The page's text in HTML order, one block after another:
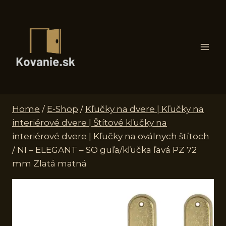
Home / E-Shop / Kľučky na dvere | Kľučky na
interiérové dvere | Štítové kľučky na
interiérové dvere | Kľučky na oválnych štítoch
/ NI – ELEGANT – SO guľa/kľučka ľavá PZ 72
mm Zlatá matná